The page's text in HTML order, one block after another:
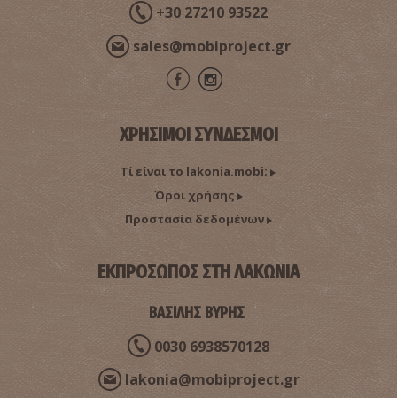
+30 27210 93522
sales@mobiproject.gr
ΧΡΗΣΙΜΟΙ ΣΥΝΔΕΣΜΟΙ
Τί είναι το lakonia.mobi;
Όροι χρήσης
Προστασία δεδομένων
ΕΚΠΡΟΣΩΠΟΣ ΣΤΗ ΛΑΚΩΝΙΑ
ΒΑΣΙΛΗΣ ΒΥΡΗΣ
0030 6938570128
lakonia@mobiproject.gr